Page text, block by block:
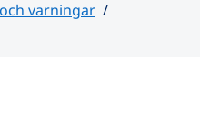
varningar